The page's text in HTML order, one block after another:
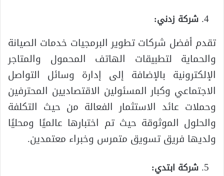
شركة زدني:
تقدم أفضل شركات تطوير البرمجيات خدمات الصيانة
والحماية لتطبيقات الهاتف المحمول والمتاجر
الإلكترونية بالإضافة إلى إدارة وسائل التواصل
الاجتماعي وكبار المسئولين الاقتصاديين المحترفين
وحملات عائد الاستثمار الفعالة من حيث التكلفة
والحلول الموثوقة حيث تم اختبارها عالميًا ومحليًا
ولديها فريق تسويق متمرس وخبراء معتمدين.
شركة ابتدي: